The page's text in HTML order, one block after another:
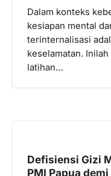
Dalam konteks
kesiapan mental
terinternalisasi
keselamatan.
latihan…
Defisiensi Gizi
PMI Papua